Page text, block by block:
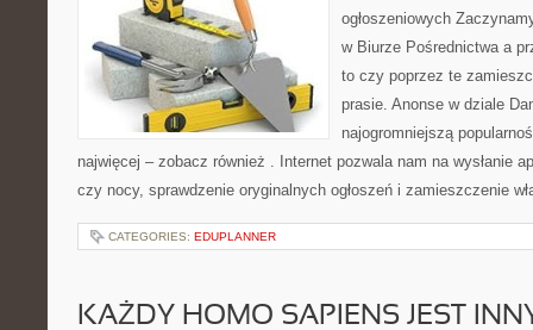
ogłoszeniowych
w Biurze Pośrednictwa a
to czy poprzez te
prasie. Anonse w dziale
najogromniejszą
najwięcej – zobacz również . Internet pozwala nam na wysłanie
czy nocy, sprawdzenie oryginalnych ogłoszeń i zamieszczenie
CATEGORIES: EDUPLANNER
KAŻDY HOMO SAPIENS JEST